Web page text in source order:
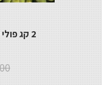
2 קג פולי קפה ירוק 100% ערביקה